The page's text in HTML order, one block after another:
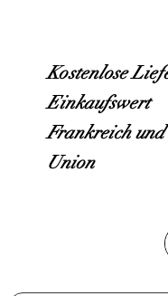
Kostenlose
Einkaufswert
Frankreich
Union